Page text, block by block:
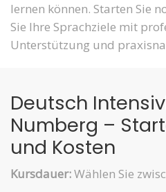
lernen können. Starten Sie
Sie Ihre Sprachziele mit
Unterstützung und
Deutsch
Numberg –
und Kosten
Kursdauer:Wählen Sie